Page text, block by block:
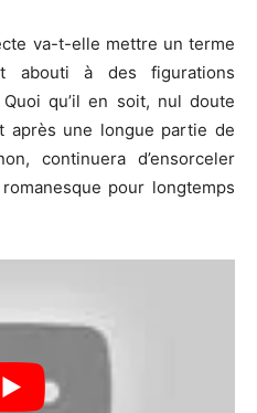
va-t-elle mettre un terme
abouti à des figurations
qu’il en soit, nul doute
après une longue partie de
continuera d’ensorceler
pour longtemps